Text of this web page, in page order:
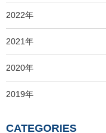
2022年
2021年
2020年
2019年
CATEGORIES